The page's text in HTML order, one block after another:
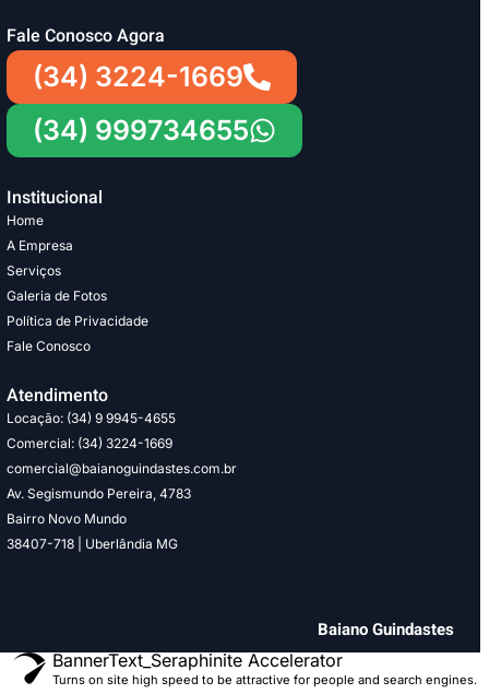
Fale Conosco Agora
(34) 3224-1669
(34) 999734655
Institucional
Home
A Empresa
Serviços
Galeria de Fotos
Política de Privacidade
Fale Conosco
Atendimento
Locação: (34) 9 9945-4655
Comercial: (34) 3224-1669
comercial@baianoguindastes.com.br
Av. Segismundo Pereira, 4783
Bairro Novo Mundo
38407-718 | Uberlândia MG
Baiano Guindastes
BannerText_Seraphinite Accelerator
Turns on site high speed to be attractive for people and search engines.